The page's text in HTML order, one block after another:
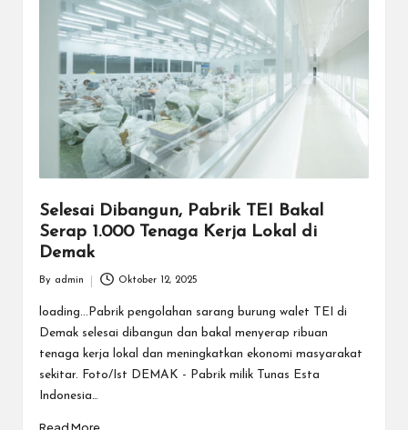
Selesai Dibangun, Pabrik TEI Bakal
Serap 1.000 Tenaga Kerja Lokal di
Demak
by
By admin Oktober 12, 2025
loading...Pabrik pengolahan sarang burung walet TEI di
Demak selesai dibangun dan bakal menyerap ribuan
tenaga kerja lokal dan meningkatkan ekonomi masyarakat
sekitar. Foto/Ist DEMAK - Pabrik milik Tunas Esta
Indonesia…